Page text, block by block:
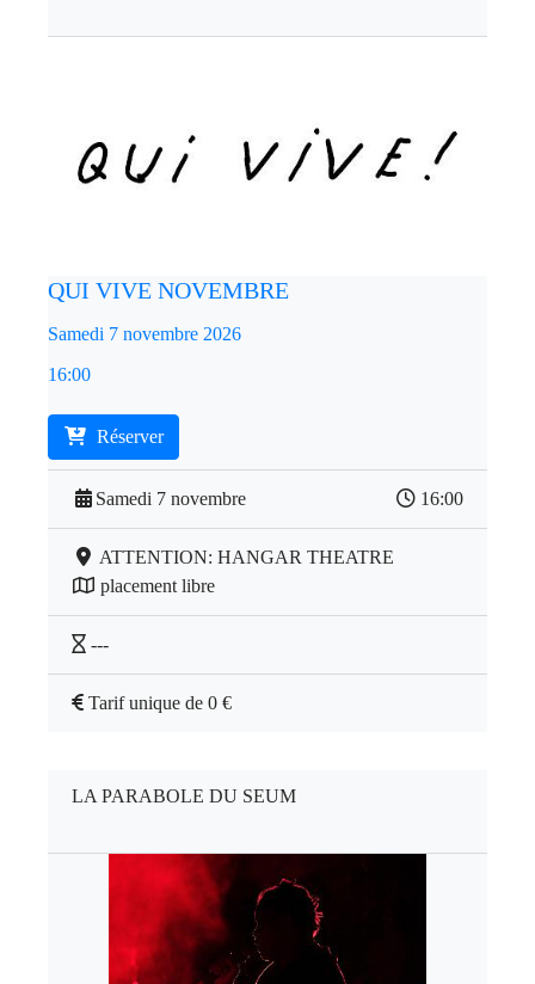
QUI VIVE NOVEMBRE
Samedi 7 novembre 2026
16:00
Réserver
Samedi 7 novembre 16:00
ATTENTION: HANGAR THEATRE
placement libre
---
Tarif unique de 0 €
LA PARABOLE DU SEUM